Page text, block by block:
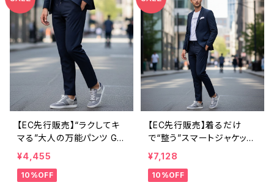
【EC先行販売】“ラクしてキ
マる”大人の万能パンツ GR
AYAREA｜ウォッシャブル
ハイストレッチパンツ（ティ
モール・ブルー）
¥4,455
10%OFF
【EC先行販売】着るだけ
で“整う”スマートジャケット
GRAYAREA｜ウォッシャブ
ル ハイストレッチジャケット
（ティモール・ブルー）
¥7,128
10%OFF